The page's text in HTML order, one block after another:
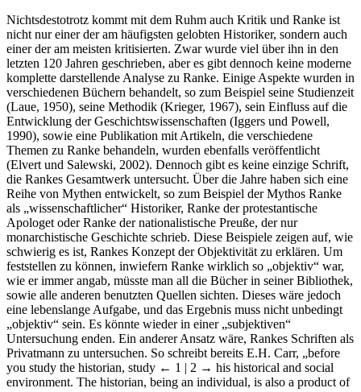
Nichtsdestotrotz kommt mit dem Ruhm auch Kritik und Ranke ist
nicht nur einer der am häufigsten gelobten Historiker, sondern auch
einer der am meisten kritisierten. Zwar wurde viel über ihn in den
letzten 120 Jahren geschrieben, aber es gibt dennoch keine moderne
komplette darstellende Analyse zu Ranke. Einige Aspekte wurden in
verschiedenen Büchern behandelt, so zum Beispiel seine Studienzeit
(Laue, 1950), seine Methodik (Krieger, 1967), sein Einfluss auf die
Entwicklung der Geschichtswissenschaften (Iggers und Powell,
1990), sowie eine Publikation mit Artikeln, die verschiedene
Themen zu Ranke behandeln, wurden ebenfalls veröffentlicht
(Elvert und Salewski, 2002). Dennoch gibt es keine einzige Schrift,
die Rankes Gesamtwerk untersucht. Über die Jahre haben sich eine
Reihe von Mythen entwickelt, so zum Beispiel der Mythos Ranke
als „wissenschaftlicher“ Historiker, Ranke der protestantische
Apologet oder Ranke der nationalistische Preuße, der nur
monarchistische Geschichte schrieb. Diese Beispiele zeigen auf, wie
schwierig es ist, Rankes Konzept der Objektivität zu erklären. Um
feststellen zu können, inwiefern Ranke wirklich so „objektiv“ war,
wie er immer angab, müsste man all die Bücher in seiner Bibliothek,
sowie alle anderen benutzten Quellen sichten. Dieses wäre jedoch
eine lebenslange Aufgabe, und das Ergebnis muss nicht unbedingt
„objektiv“ sein. Es könnte wieder in einer „subjektiven“
Untersuchung enden. Ein anderer Ansatz wäre, Rankes Schriften als
Privatmann zu untersuchen. So schreibt bereits E.H. Carr, „before
you study the historian, study ← 1 | 2 → his historical and social
environment. The historian, being an individual, is also a product of